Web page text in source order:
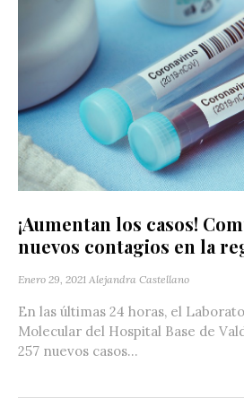
¡Aumentan los casos!
nuevos contagios en la
Enero 29, 2021 Alejandra Castellano
En las últimas 24 horas, el
Molecular del Hospital Base de
257 nuevos casos...